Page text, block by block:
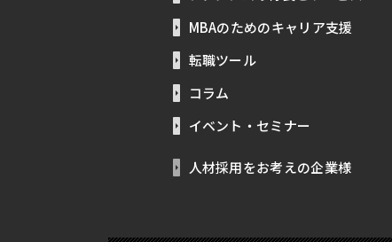
MBAのためのキャリア支援
転職ツール
コラム
イベント・セミナー
人材採用をお考えの企業様